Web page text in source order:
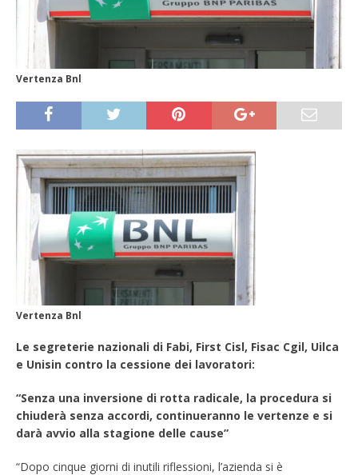
Vertenza Bnl
Vertenza Bnl
Le segreterie nazionali di Fabi, First Cisl, Fisac Cgil, Uilca
e Unisin contro la cessione dei lavoratori:
“Senza una inversione di rotta radicale, la procedura si
chiuderà senza accordi, continueranno le vertenze e si
darà avvio alla stagione delle cause”
“Dopo cinque giorni di inutili riflessioni, l’azienda si è